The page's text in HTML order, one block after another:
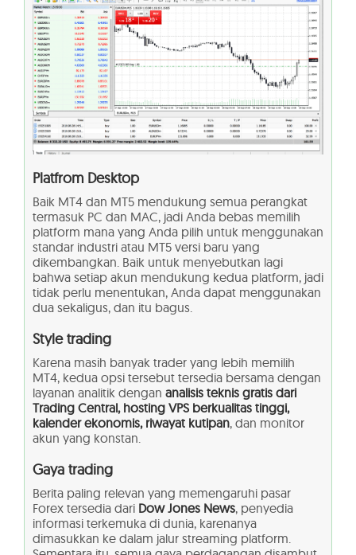
Platfrom Desktop
Baik MT4 dan MT5 mendukung semua perangkat
termasuk PC dan MAC, jadi Anda bebas memilih
platform mana yang Anda pilih untuk menggunakan
standar industri atau MT5 versi baru yang
dikembangkan. Baik untuk menyebutkan lagi
bahwa setiap akun mendukung kedua platform, jadi
tidak perlu menentukan, Anda dapat menggunakan
dua sekaligus, dan itu bagus.
Style trading
Karena masih banyak trader yang lebih memilih
MT4, kedua opsi tersebut tersedia bersama dengan
layanan analitik dengan analisis teknis gratis dari
Trading Central, hosting VPS berkualitas tinggi,
kalender ekonomis, riwayat kutipan, dan monitor
akun yang konstan.
Gaya trading
Berita paling relevan yang memengaruhi pasar
Forex tersedia dari Dow Jones News, penyedia
informasi terkemuka di dunia, karenanya
dimasukkan ke dalam jalur streaming platform.